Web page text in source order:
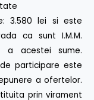
3.580 lei si este
ca sunt I.M.M.
a acestei sume.
participare este
a ofertelor.
prin virament